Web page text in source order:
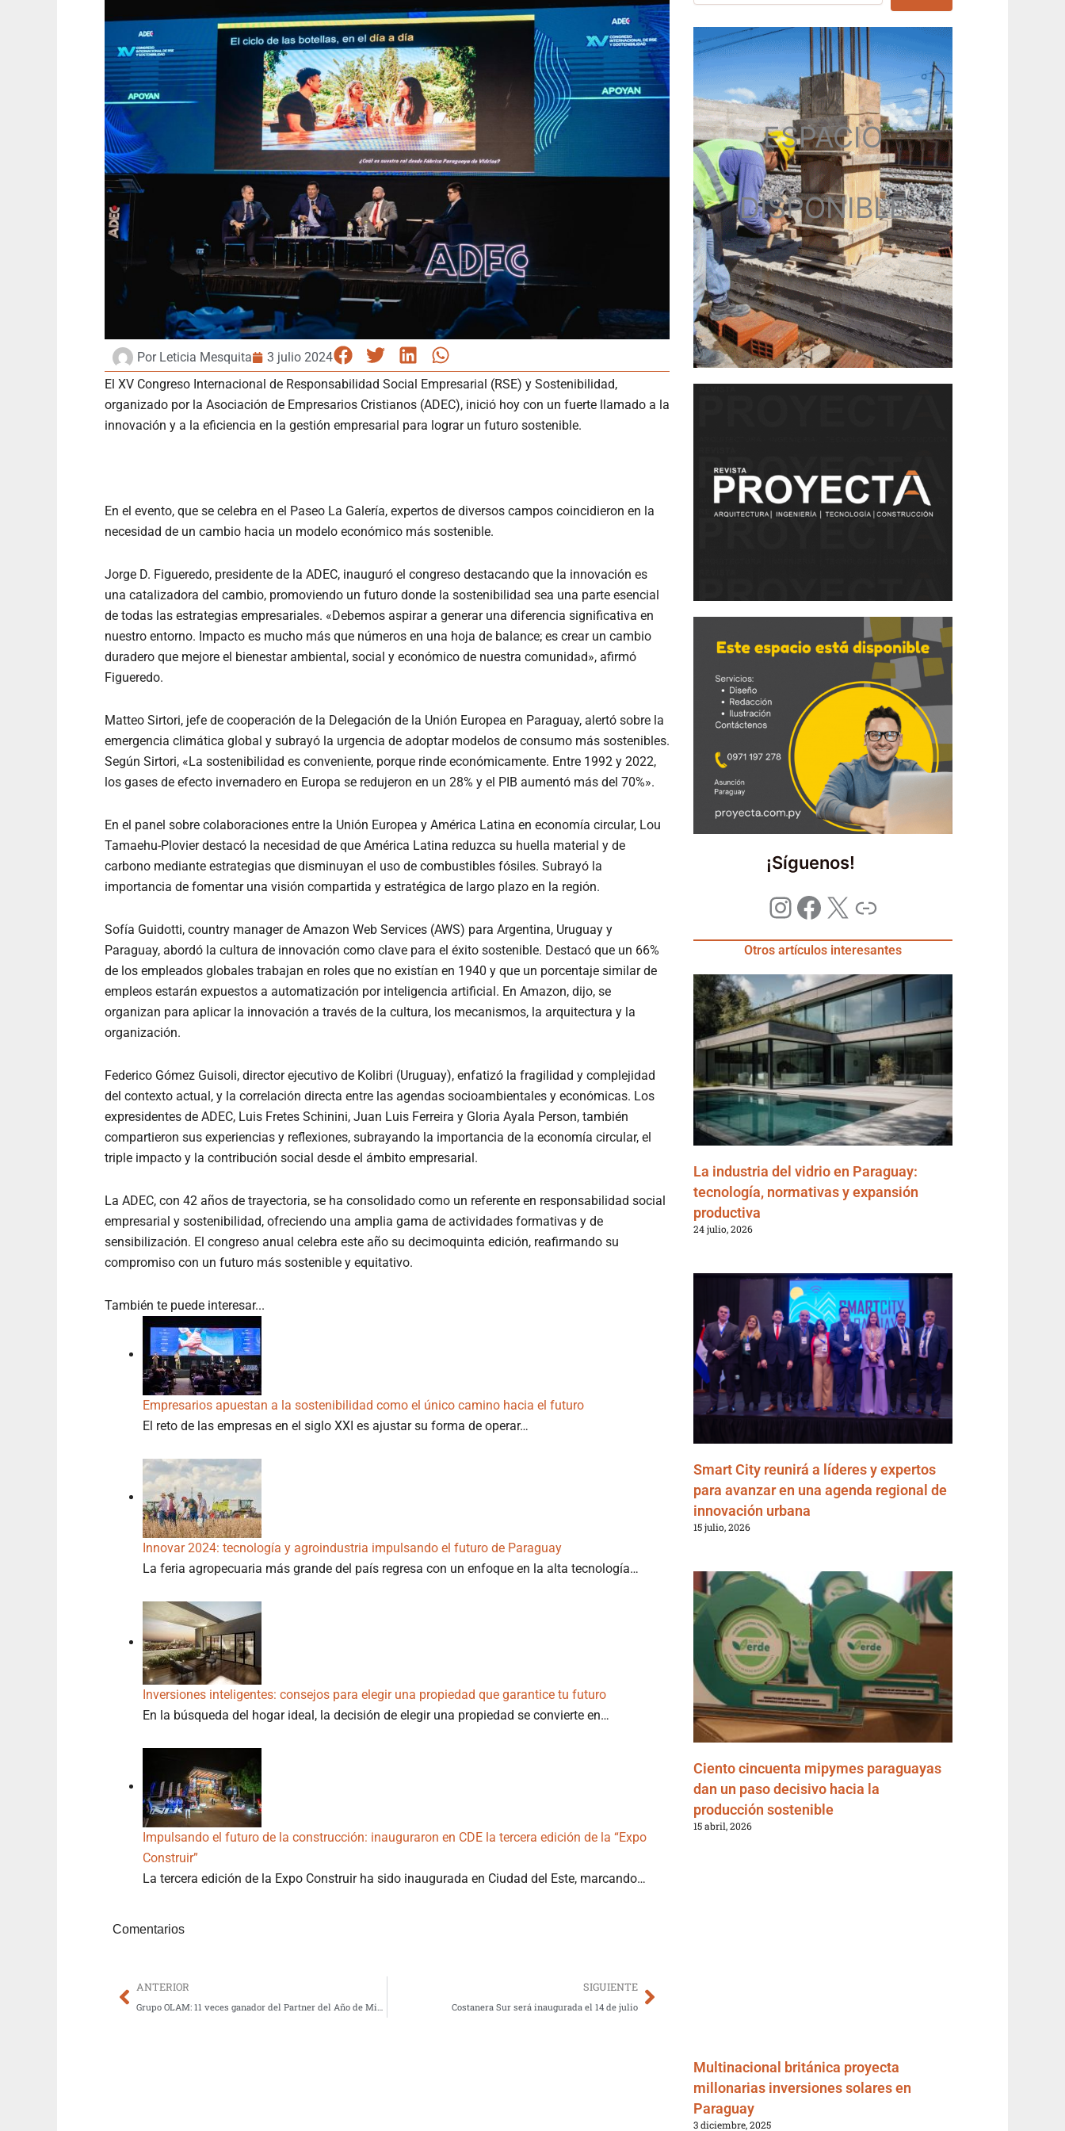
PorLeticia Mesquita
3 julio 2024
El XV Congreso Internacional de Responsabilidad Social Empresarial (RSE) y Sostenibilidad,
organizado por la Asociación de Empresarios Cristianos (ADEC), inició hoy con un fuerte llamado a la
innovación y a la eficiencia en la gestión empresarial para lograr un futuro sostenible.
En el evento, que se celebra en el Paseo La Galería, expertos de diversos campos coincidieron en la
necesidad de un cambio hacia un modelo económico más sostenible.
Jorge D. Figueredo, presidente de la ADEC, inauguró el congreso destacando que la innovación es
una catalizadora del cambio, promoviendo un futuro donde la sostenibilidad sea una parte esencial
de todas las estrategias empresariales. «Debemos aspirar a generar una diferencia significativa en
nuestro entorno. Impacto es mucho más que números en una hoja de balance; es crear un cambio
duradero que mejore el bienestar ambiental, social y económico de nuestra comunidad», afirmó
Figueredo.
Matteo Sirtori, jefe de cooperación de la Delegación de la Unión Europea en Paraguay, alertó sobre la
emergencia climática global y subrayó la urgencia de adoptar modelos de consumo más sostenibles.
Según Sirtori, «La sostenibilidad es conveniente, porque rinde económicamente. Entre 1992 y 2022,
los gases de efecto invernadero en Europa se redujeron en un 28% y el PIB aumentó más del 70%».
En el panel sobre colaboraciones entre la Unión Europea y América Latina en economía circular, Lou
Tamaehu-Plovier destacó la necesidad de que América Latina reduzca su huella material y de
carbono mediante estrategias que disminuyan el uso de combustibles fósiles. Subrayó la
importancia de fomentar una visión compartida y estratégica de largo plazo en la región.
Sofía Guidotti, country manager de Amazon Web Services (AWS) para Argentina, Uruguay y
Paraguay, abordó la cultura de innovación como clave para el éxito sostenible. Destacó que un 66%
de los empleados globales trabajan en roles que no existían en 1940 y que un porcentaje similar de
empleos estarán expuestos a automatización por inteligencia artificial. En Amazon, dijo, se
organizan para aplicar la innovación a través de la cultura, los mecanismos, la arquitectura y la
organización.
Federico Gómez Guisoli, director ejecutivo de Kolibri (Uruguay), enfatizó la fragilidad y complejidad
del contexto actual, y la correlación directa entre las agendas socioambientales y económicas. Los
expresidentes de ADEC, Luis Fretes Schinini, Juan Luis Ferreira y Gloria Ayala Person, también
compartieron sus experiencias y reflexiones, subrayando la importancia de la economía circular, el
triple impacto y la contribución social desde el ámbito empresarial.
La ADEC, con 42 años de trayectoria, se ha consolidado como un referente en responsabilidad social
empresarial y sostenibilidad, ofreciendo una amplia gama de actividades formativas y de
sensibilización. El congreso anual celebra este año su decimoquinta edición, reafirmando su
compromiso con un futuro más sostenible y equitativo.
También te puede interesar...
Empresarios apuestan a la sostenibilidad como el único camino hacia el futuro
El reto de las empresas en el siglo XXI es ajustar su forma de operar…
Innovar 2024: tecnología y agroindustria impulsando el futuro de Paraguay
La feria agropecuaria más grande del país regresa con un enfoque en la alta tecnología…
Inversiones inteligentes: consejos para elegir una propiedad que garantice tu futuro
En la búsqueda del hogar ideal, la decisión de elegir una propiedad se convierte en…
Impulsando el futuro de la construcción: inauguraron en CDE la tercera edición de la “Expo
Construir”
La tercera edición de la Expo Construir ha sido inaugurada en Ciudad del Este, marcando…
Comentarios
Prev
ANTERIOR
Grupo OLAM: 11 veces ganador del Partner del Año de Microsoft en Paraguay
SIGUIENTE
Costanera Sur será inaugurada el 14 de julio
Next
ESPACIO
DISPONIBLE
¡Síguenos!
Otros artículos interesantes
La industria del vidrio en Paraguay:
tecnología, normativas y expansión
productiva
24 julio, 2026
Smart City reunirá a líderes y expertos
para avanzar en una agenda regional de
innovación urbana
15 julio, 2026
Ciento cincuenta mipymes paraguayas
dan un paso decisivo hacia la
producción sostenible
15 abril, 2026
Multinacional británica proyecta
millonarias inversiones solares en
Paraguay
3 diciembre, 2025